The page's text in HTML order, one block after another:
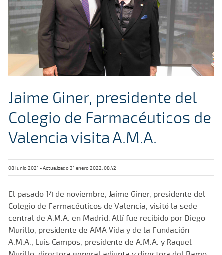
Jaime Giner, presidente del
Colegio de Farmacéuticos de
Valencia visita A.M.A.
08 junio 2021 - Actualizado 31 enero 2022, 08:42
El pasado 14 de noviembre, Jaime Giner, presidente del
Colegio de Farmacéuticos de Valencia, visitó la sede
central de A.M.A. en Madrid. Allí fue recibido por Diego
Murillo, presidente de AMA Vida y de la Fundación
A.M.A.; Luis Campos, presidente de A.M.A. y Raquel